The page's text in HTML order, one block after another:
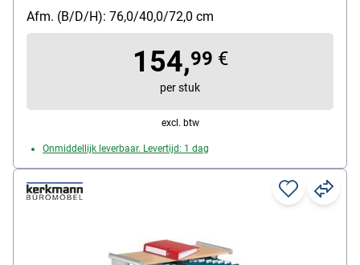
Materiaal: metaal
Bijzonderheden: Telescoop-schuiflade met
Afm. (B/D/H): 76,0/40,0/72,0 cm
154,99 €
per stuk
excl. btw
Onmiddellijk leverbaar. Levertijd: 1 dag